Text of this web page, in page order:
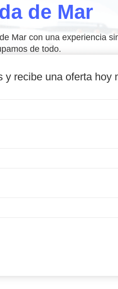
de Mar
Mar con una experiencia
de todo.
y recibe una oferta hoy